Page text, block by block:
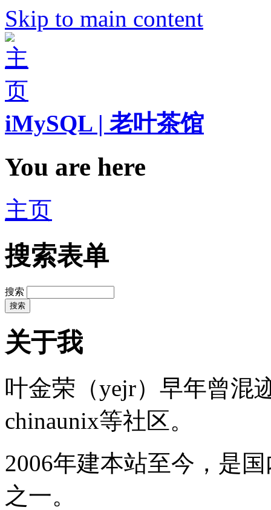
Skip to main content
iMySQL | 老叶茶馆
You are here
主页
搜索表单
搜索
关于我
叶金荣（yejr）早年曾混
chinaunix等社区。
2006年建本站至今，是
之一。